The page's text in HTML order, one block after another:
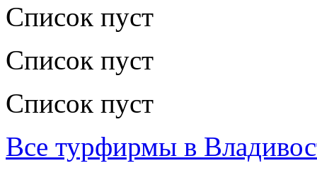
Список пуст
Список пуст
Список пуст
Все турфирмы в